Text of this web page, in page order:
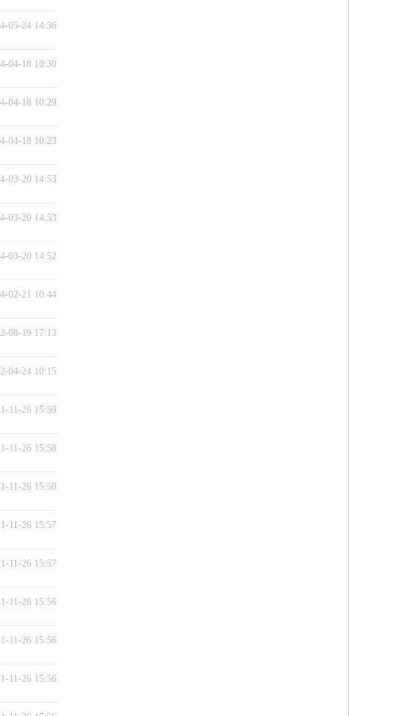
05-24 14:36
04-18 10:30
04-18 10:29
04-18 10:23
03-20 14:53
03-20 14:53
03-20 14:52
02-21 10:44
08-19 17:13
04-24 10:15
11-26 15:59
11-26 15:58
11-26 15:58
11-26 15:57
11-26 15:57
11-26 15:56
11-26 15:56
11-26 15:56